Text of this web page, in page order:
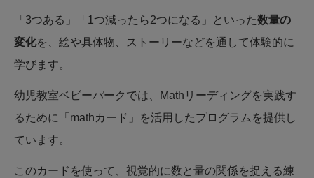
「3つある」「1つ減ったら2つになる」といった数量の
変化を、絵や具体物、ストーリーなどを通して体験的に
学びます。
幼児教室ベビーパークでは、Mathリーディングを実践す
るために「mathカード」を活用したプログラムを提供し
ています。
このカードを使って、視覚的に数と量の関係を捉える練